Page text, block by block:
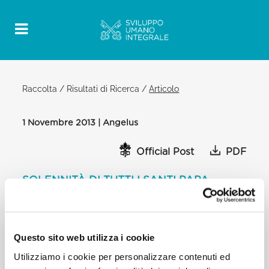
Questo sito web utilizza i cookie
Utilizziamo i cookie per personalizzare contenuti ed
Raccolta / Risultati di Ricerca /Articolo
1 Novembre 2013 | Angelus
Official Post PDF
SOLENNITÀ DI TUTTI I SANTI PAPA
Verano e celebrerò là la Santa Messa. Sarò unito
spiritualmente a quanti in questi giorni visitano i